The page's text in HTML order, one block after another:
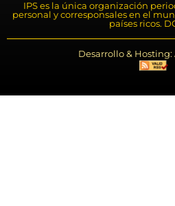
IPS es la única organización
personal y corresponsales en el
países ricos.
Desarrollo &